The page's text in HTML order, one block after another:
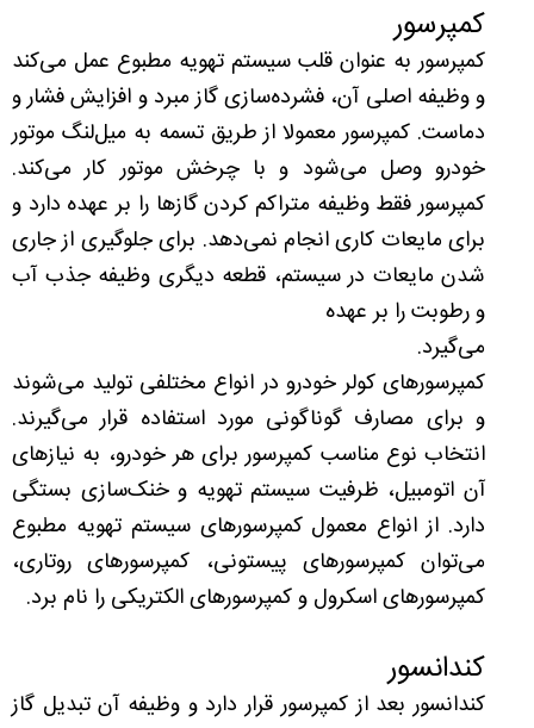
کمپرسور
کمپرسور به عنوان قلب سیستم تهویه مطبوع عمل می‌کند
و وظیفه اصلی آن، فشرده‌سازی گاز مبرد و افزایش فشار و
دماست. کمپرسور معمولا از طریق تسمه به میل‌لنگ موتور
خودرو وصل می‌شود و با چرخش موتور کار می‌کند.
کمپرسور فقط وظیفه متراکم کردن گازها را بر عهده دارد و
برای مایعات کاری انجام نمی‌دهد. برای جلوگیری از جاری
شدن مایعات در سیستم، قطعه دیگری وظیفه جذب آب
و رطوبت را بر عهده
می‌گیرد.
کمپرسورهای کولر خودرو در انواع مختلفی تولید می‌شوند
و برای مصارف گوناگونی مورد استفاده قرار می‌گیرند.
انتخاب نوع مناسب کمپرسور برای هر خودرو، به نیازهای
آن اتومبیل، ظرفیت سیستم تهویه و خنک‌سازی بستگی
دارد. از انواع معمول کمپرسورهای سیستم تهویه مطبوع
می‌توان کمپرسورهای پیستونی، کمپرسورهای روتاری،
کمپرسورهای اسکرول و کمپرسورهای الکتریکی را نام برد.
کندانسور
کندانسور بعد از کمپرسور قرار دارد و وظیفه آن تبدیل گاز